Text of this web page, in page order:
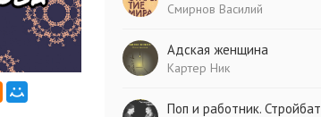
Смирнов Василий
Адская женщина
Картер Ник
Поп и работник. Стройбат